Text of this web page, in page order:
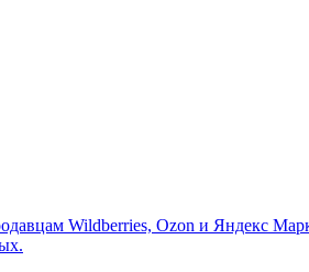
Wildberries, Ozon и Яндекс